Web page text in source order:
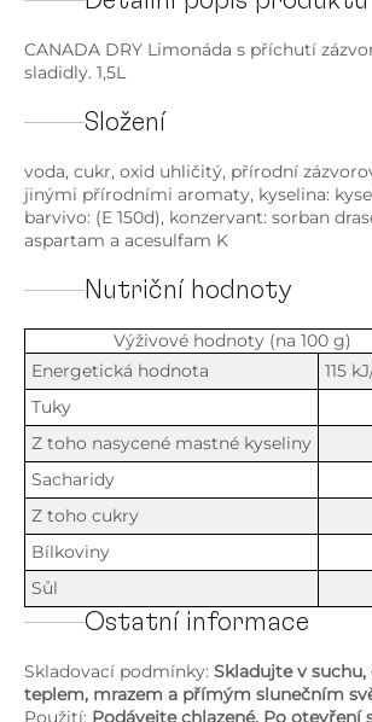
CANADA DRY Limonáda s příchutí
sladidly. 1,5L
Složení
voda, cukr, oxid uhličitý, přírodní
jinými přírodními aromaty, kyselina:
barvivo: (E 150d), konzervant: sorban
aspartam a acesulfam K
Nutriční hodnoty
Výživové hodnoty (na 100 g)
Energetická hodnota
115
Tuky
Z toho nasycené mastné kyseliny
Sacharidy
Z toho cukry
Bílkoviny
Sůl
Ostatní informace
Skladovací podmínky: Skladujte v
teplem, mrazem a přímým slunečním
Použití: Podávejte chlazené. Po otevření